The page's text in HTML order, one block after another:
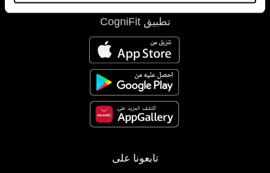
تطبيق CogniFit
تابعونا على